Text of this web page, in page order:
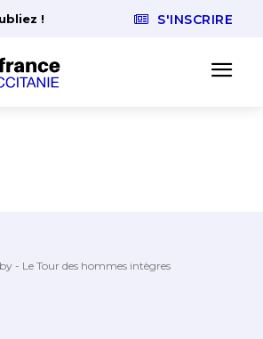
! S'INSCRIRE
- Le Tour des hommes intègres